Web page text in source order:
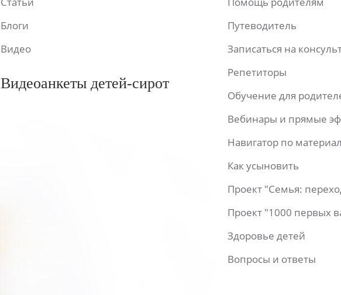
Блоги
Видео
Видеоанкеты детей-сирот
Путеводитель
Записаться на
Репетиторы
Обучение для
Вебинары и прямые
Навигатор по
Как усыновить
Проект "Семья:
Проект "1000 первых
Здоровье детей
Вопросы и ответы